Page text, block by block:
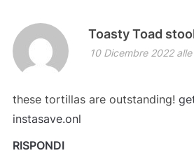
Toasty Toad
10 Dicembre 2022
these tortillas are outstanding!
instasave.onl
RISPONDI